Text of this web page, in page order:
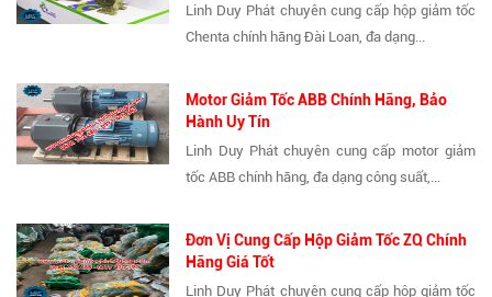
Linh Duy Phát chuyên cung cấp hộp giảm tốc
Chenta chính hãng Đài Loan, đa dạng...
Motor Giảm Tốc ABB Chính Hãng, Bảo
Hành Uy Tín
Linh Duy Phát chuyên cung cấp motor giảm
tốc ABB chính hãng, đa dạng công suất,...
Đơn Vị Cung Cấp Hộp Giảm Tốc ZQ Chính
Hãng Giá Tốt
Linh Duy Phát chuyên cung cấp hộp giảm tốc